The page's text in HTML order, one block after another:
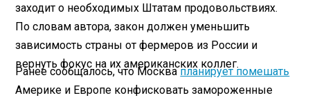
заходит о необходимых Штатам продовольствиях.
По словам автора, закон должен уменьшить
зависимость страны от фермеров из России и
вернуть фокус на их американских коллег.
Ранее сообщалось, что Москвапланирует помешать
Америке и Европе конфисковать замороженные